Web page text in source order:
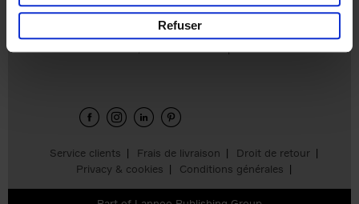
Refuser
Service clients Frais de livraison
Droit de retour
Privacy & cookies
Conditions générales
Envie de bonnes idées de lecture, de